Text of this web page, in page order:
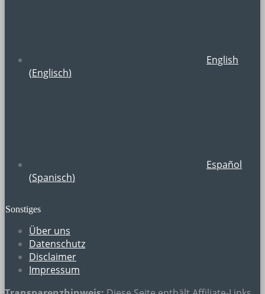
English
(Englisch)
Español
(Spanisch)
Sonstiges
Über uns
Datenschutz
Disclaimer
Impressum